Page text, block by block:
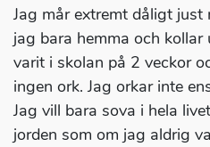
Jag mår extremt dåligt just
jag bara hemma och kollar
varit i skolan på 2 veckor
ingen ork. Jag orkar inte
Jag vill bara sova i hela
jorden som om jag aldrig